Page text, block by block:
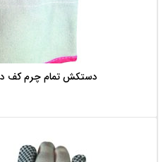
اطلاعات بیشتر
دستکش تمام چرم کف